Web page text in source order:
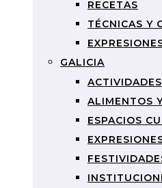
RECETAS
TÉCNICAS Y
GALICIA
ALIMENTOS
ESPACIOS